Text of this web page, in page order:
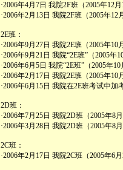
·2006年4月7日 我院2F班（2005年12
·2006年2月13日 我院2F班（2005年
2E班：
·2006年9月27日 我院2E班（2005年
·2006年9月21日 我院“2E班”（2005
·2006年6月5日 我院“2E班”（2005年
·2006年2月17日 我院2E班（2005年
·2006年6月15日 我院在2E班考试中加
2D班：
·2006年7月25日 我院2D班（2005年
·2006年3月28日 我院2D班（2005年8
2C班：
·2006年2月17日 我院2C班（2005年6